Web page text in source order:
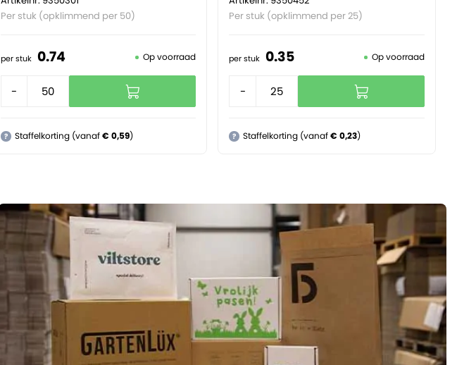
Per stuk (opklimmend per 50)
per stuk 0.74 Op voorraad
-
? Staffelkorting (vanaf€ 0,59)
Per stuk (opklimmend per 25)
per stuk 0.35 Op voorraad
-
? Staffelkorting (vanaf€ 0,23)